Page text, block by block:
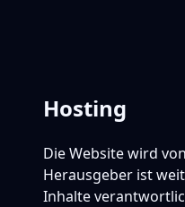
Hosting
Die Website wird von
Herausgeber ist
Inhalte